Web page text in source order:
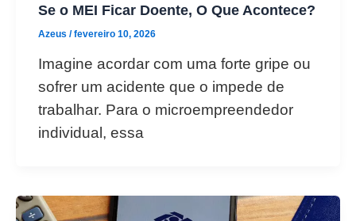
Se o MEI Ficar Doente, O Que Acontece?
Azeus /fevereiro 10, 2026
Imagine acordar com uma forte gripe ou
sofrer um acidente que o impede de
trabalhar. Para o microempreendedor
individual, essa